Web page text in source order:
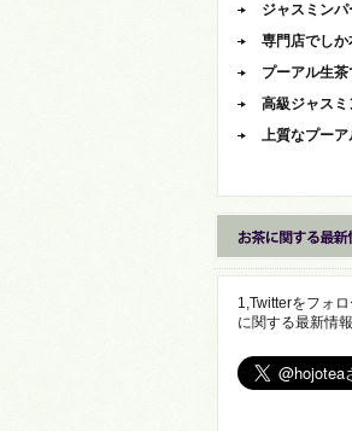
ジャスミン
専門店でし
プーアル生
高級ジャス
上質なプー
1,Twitterをフォ
に関する最新情